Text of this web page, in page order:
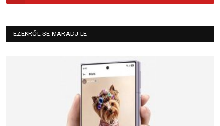
EZEKRŐL SE MARADJ LE